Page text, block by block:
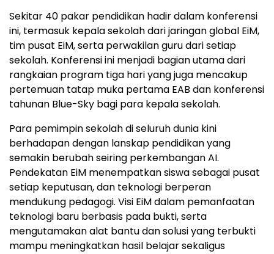
Sekitar 40 pakar pendidikan hadir dalam konferensi
ini, termasuk kepala sekolah dari jaringan global EiM,
tim pusat EiM, serta perwakilan guru dari setiap
sekolah. Konferensi ini menjadi bagian utama dari
rangkaian program tiga hari yang juga mencakup
pertemuan tatap muka pertama EAB dan konferensi
tahunan Blue-Sky bagi para kepala sekolah.
Para pemimpin sekolah di seluruh dunia kini
berhadapan dengan lanskap pendidikan yang
semakin berubah seiring perkembangan AI.
Pendekatan EiM menempatkan siswa sebagai pusat
setiap keputusan, dan teknologi berperan
mendukung pedagogi. Visi EiM dalam pemanfaatan
teknologi baru berbasis pada bukti, serta
mengutamakan alat bantu dan solusi yang terbukti
mampu meningkatkan hasil belajar sekaligus